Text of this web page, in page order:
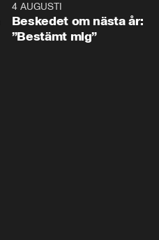
4 AUGUSTI
Beskedet om nästa år:
”Bestämt mig”